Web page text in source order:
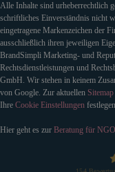
Alle Inhalte sind urheberrechtlich
schriftliches Einverständnis nicht
eingetragene Markenzeichen der
ausschließlich ihren jeweiligen
BrandSimpli Marketing- und
Rechtsdienstleistungen und
GmbH. Wir stehen in keinem
von Google. Zur aktuellen Sitemap
Ihre Cookie Einstellungen
Hier geht es zur Beratung für